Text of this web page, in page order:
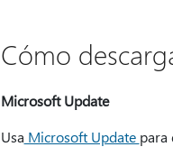
Cómo
Microsoft Update
Usa Microsoft Update para